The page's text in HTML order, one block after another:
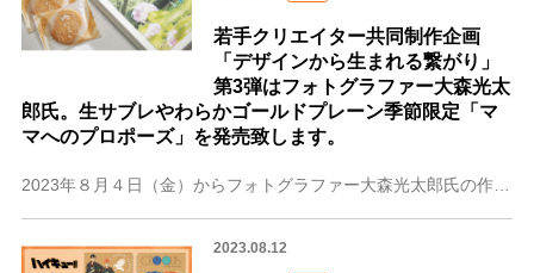
若手クリエイター共同制作企画
「デザインから生まれる繋がり」
第3弾はフォトグラファー大森光太
郎氏。生サブレやわらかゴールドプレーン季節限定「マ
マへのプロポーズ」を発売致します。
2023年８月４日（金）からフォトグラファー大森光太郎氏の作品を生サブレやわらかゴールドプレーン季節限定パッケージにして販売。 株式会社梅林堂（埼玉県熊谷市）は
2023.08.12